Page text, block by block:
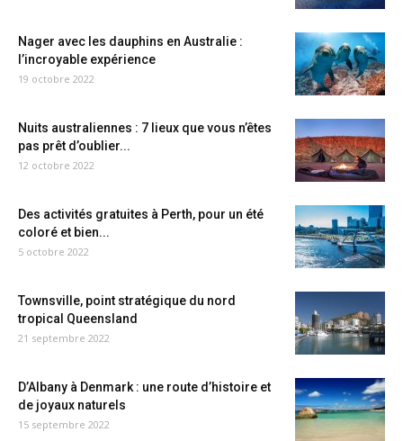
Nager avec les dauphins en Australie :
l’incroyable expérience
19 octobre 2022
Nuits australiennes : 7 lieux que vous n’êtes
pas prêt d’oublier...
12 octobre 2022
Des activités gratuites à Perth, pour un été
coloré et bien...
5 octobre 2022
Townsville, point stratégique du nord
tropical Queensland
21 septembre 2022
D’Albany à Denmark : une route d’histoire et
de joyaux naturels
15 septembre 2022